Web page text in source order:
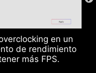
en un
de rendimiento
más FPS.